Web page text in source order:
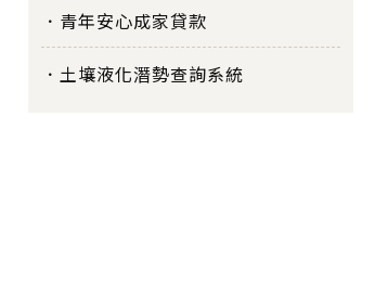
青年安心成家貸款
土壤液化潛勢查詢系統